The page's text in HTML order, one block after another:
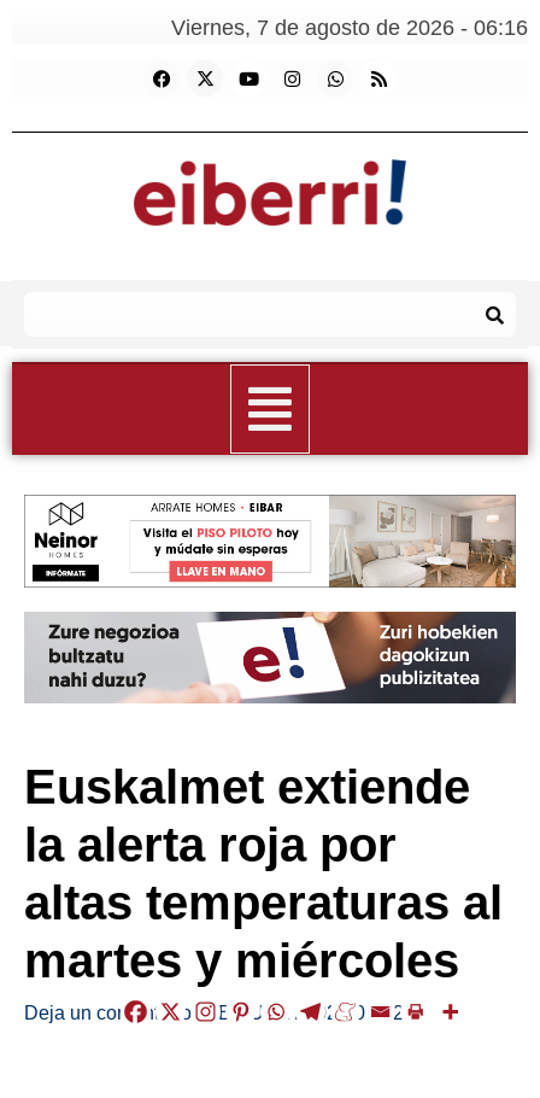
Viernes, 7 de agosto de 2026 - 06:16
Euskalmet extiende
la alerta roja por
altas temperaturas al
martes y miércoles
Deja un comentario /ABISUAK /2026-06-22